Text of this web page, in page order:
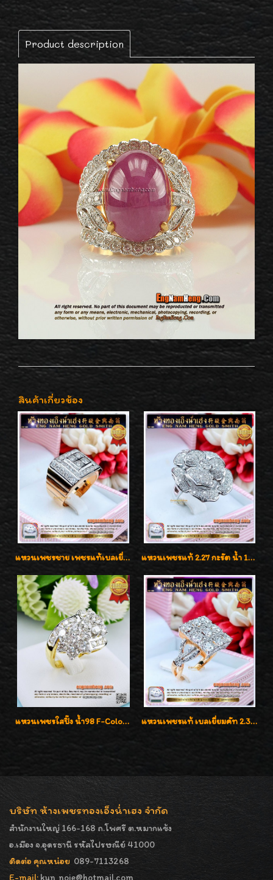
Product description
สินค้าเกี่ยวข้อง
แหวนเพชรชาย เพชรแท้เบลเยี่ยมคัท น้ำ100% D-Color/VVS 2.46 กะรัต แหวนเพชรแท้ 2.27 กะรัต น้ำ 100% เบลเยี่ยมคัท ลวดลายดอกกุหลาบหรู
แหวนเพชรใสปิ๊ง น้ำ98 F-Color/VVS1 น้ำหนักเพชรรวม 2.56 กะรัต ใส่เต็มนิ้วเพชรเป็นน้ำเป็นเนื้อสวยมากๆค่ะ แหวนเพชรแท้ เบลเยี่ยมคัท 2.39 กะรัต น้ำ 98 F-Color/VVS ดีไซน์หน้ากว้างหรูเต็มนิ้ว
บริษัท ห้างเพชรทองเอ็งน่ำเฮง จำกัด
สำนักงานใหญ่ 166-168 ถ.โพศรี ต.หมากแข้ง
อ.เมือง จ.อุดรธานี รหัสไปรษณีย์ 41000
ติดต่อ คุณหน่อย 089-7113268
E-mail: kun_noie@hotmail.com